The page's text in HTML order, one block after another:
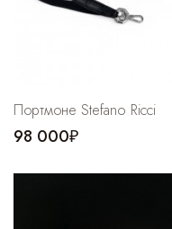
Портмоне Stefano Ricci
98 000₽